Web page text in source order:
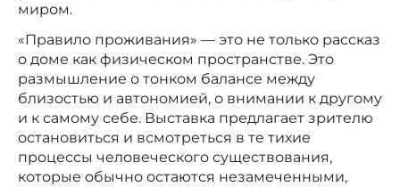
миром.
«Правило проживания» — это не только рассказ
о доме как физическом пространстве. Это
размышление о тонком балансе между
близостью и автономией, о внимании к другому
и к самому себе. Выставка предлагает зрителю
остановиться и всмотреться в те тихие
процессы человеческого существования,
которые обычно остаются незамеченными,